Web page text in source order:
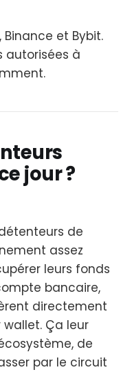
Binance et Bybit.
autorisées à
jour ?
de
assez
leurs fonds
bancaire,
directement
Ça leur
de
par le circuit